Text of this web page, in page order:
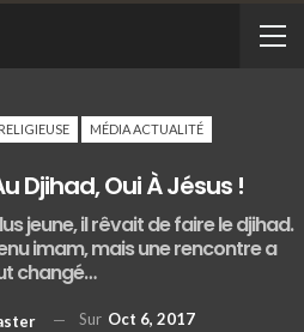
MÉDIA ACTUALITÉ
Djihad, Oui À Jésus !
jeune, il rêvait de faire le djihad.
imam, mais une rencontre a
changé…
Sur Oct 6, 2017